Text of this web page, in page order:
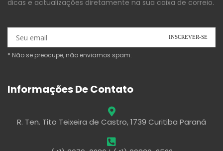
dicas e actualizações diretamente na sua caixa de correio.
* Não se preocupe, não enviamos spam.
Informações De Contato
R. Ten. Tito Teixeira de Castro, 1739 Curitiba Paraná